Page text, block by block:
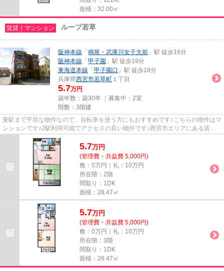
面積：32.00㎡
賃貸｜マンション ループ若草
阪神本線 「 鳴尾・武庫川女子大前 」駅 徒歩16分
阪神本線 「 甲子園 」駅 徒歩19分
東海道本線 「 甲子園口 」駅 徒歩18分
兵庫県西宮市若草町 １丁目
5.7万円
築年数：築30年 ｜募集中： 2室
階数：3階建
乗駅まで平坦な物件なので、自転車を使う方にもおすすめです♪こちらの物件はマ
ンションです♪2駅利用可能でアクセスの良い物件です♪西宮市エリアにある賃貸
情報のことなら、地域に密着...
5.7万円
(管理費・共益費 5,000円)
敷：0万円｜礼：10万円
所在階：2階
間取り：1DK
面積：28.47㎡
5.7万円
(管理費・共益費 5,000円)
敷：0万円｜礼：10万円
所在階：3階
間取り：1DK
面積：28.47㎡